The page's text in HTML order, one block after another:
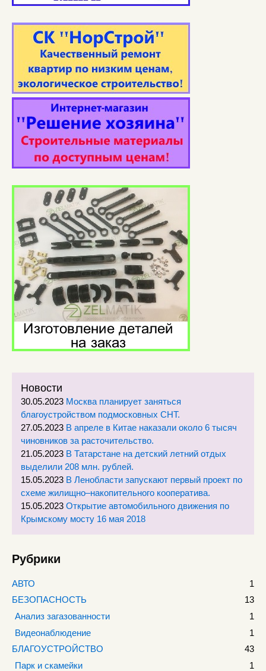
Новости
30.05.2023 Москва планирует заняться
благоустройством подмосковных СНТ.
27.05.2023 В апреле в Китае наказали около 6 тысяч
чиновников за расточительство.
21.05.2023 В Татарстане на детский летний отдых
выделили 208 млн. рублей.
15.05.2023 В Ленобласти запускают первый проект по
схеме жилищно–накопительного кооператива.
15.05.2023 Открытие автомобильного движения по
Крымскому мосту 16 мая 2018
Рубрики
АВТО
1
БЕЗОПАСНОСТЬ
13
Анализ загазованности
1
Видеонаблюдение
1
БЛАГОУСТРОЙСТВО
43
Парк и скамейки
1